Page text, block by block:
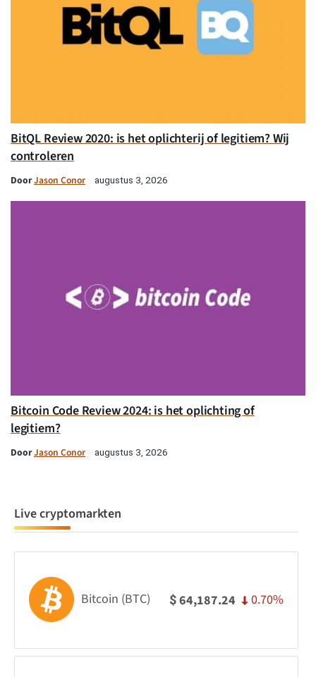
BitQL Review 2020: is het oplichterij of legitiem? Wij
controleren
DoorJason Conor augustus 3, 2026
Bitcoin Code Review 2024: is het oplichting of
legitiem?
DoorJason Conor augustus 3, 2026
Live cryptomarkten
Bitcoin (BTC) $64,187.24 0.70%